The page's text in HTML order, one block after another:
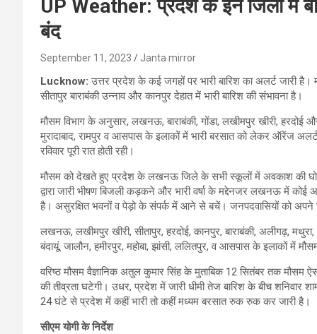
UP Weather: प्रदेश के इन जिलों में
बंद
September 11, 2023 Janta mirror
Lucknow: उत्तर प्रदेश के कई जगहों पर भारी बारिश का अलर्ट जारी
सीतापुर बाराबंकी उन्नाव और कानपुर देहात में भारी बारिश की संभावना है।
मौसम विभाग के अनुसार, लखनऊ, बाराबंकी, गोंडा, लखीमपुर खीरी, हरदोई
मुरादाबाद, रामपुर व आसपास के इलाकों में भारी बरसात को लेकर ऑरेंज
रविवार पूरी रात होती रही।
मौसम को देखते हुए प्रदेश के लखनऊ जिले के सभी स्कूलों में अवकाश की
द्वारा जारी भीषण बिजली कड़कने और भारी वर्षा के मद्देनजर लखनऊ में
है। असुरक्षित भवनों व पेड़ो के संपर्क में आने से बचें। जनपदवासियों को अपने
लखनऊ, लखीमपुर खीरी, सीतापुर, हरदोई, कानपुर, बाराबंकी, अलीगढ़,
बंदायूं, जालौन, हमीरपुर, महोबा, झांसी, ललितपुर, व आसपास के इलाकों में
वरिष्ठ मौसम वैज्ञानिक अतुल कुमार सिंह के मुताबिक 12 सितंबर तक मौसम
की तीव्रता घटेगी। उधर, प्रदेश में जारी धीमी तेज बारिश के बीच शनिवार
24 घंटे से प्रदेश में कहीं भारी तो कहीं मध्यम बरसात रुक रुक कर जारी है।
सीएम योगी के निर्देश